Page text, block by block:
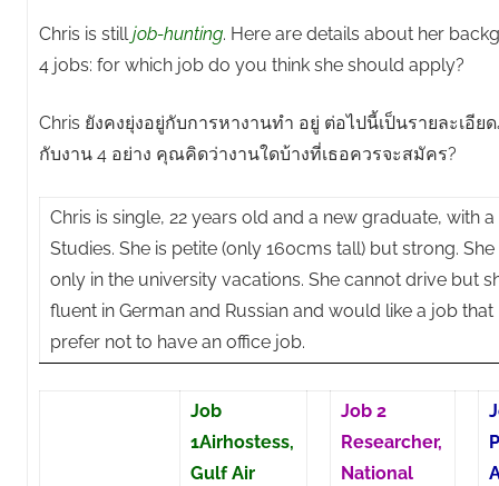
Chris is stilljob-hunting. Here are details about her
4 jobs: for which job do you think she should apply?
Chris ยังคงยุ่งอยู่กับการหางานทำ อยู่ ต่อไปนี้เป็นรายละเอี
กับงาน 4 อย่าง คุณคิดว่างานใดบ้างที่เธอควรจะสมัคร?
Chris is single, 22 years old and a new graduate, with
Studies. She is petite (only 160cms tall) but strong.
only in the university vacations. She cannot drive but
fluent in German and Russian and would like a job
prefer not to have an office job.
Job
1Airhostess,
Gulf Air
Job 2
Researcher,
National